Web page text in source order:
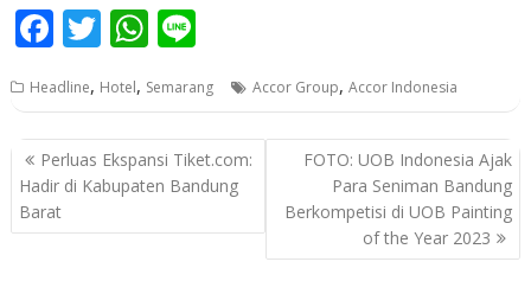
F
ac
e
b
o
o
T
w
itt
er
W
h
at
s
A
e
Headline, Hotel, Semarang Accor Group,Accor Indonesia
P
o
s
Perluas Ekspansi Tiket.com:
Hadir di Kabupaten Bandung
Barat
FOTO: UOB Indonesia Ajak
Para Seniman Bandung
Berkompetisi di UOB Painting
of the Year 2023